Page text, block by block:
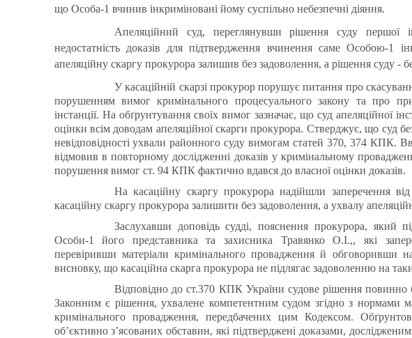
що Особа-1 вчинив інкриміновані йому суспільно небезпечні діяння.
Апеляційний суд, переглянувши рішення суду першої
недостатність доказів для підтвердження вчинення саме Особою-1
апеляційну скаргу прокурора залишив без задоволення, а рішення суду -
У касаційній скарзі прокурор порушує питання про
порушенням вимог кримінального процесуального закону та про
інстанції. На обґрунтування своїх вимог зазначає, що суд апеляційної
оцінки всім доводам апеляційної скарги прокурора. Стверджує, що суд
невідповідності ухвали районного суду вимогам статей 370, 374 КПК.
відмовив в повторному дослідженні доказів у кримінальному
порушення вимог ст. 94 КПК фактично вдався до власної оцінки доказів.
На касаційну скаргу прокурора надійшли заперечення
касаційну скаргу прокурора залишити без задоволення, а ухвалу
Заслухавши доповідь судді, пояснення прокурора, який
Особи-1 його представника та захисника Травянко О.І.,, які
перевіривши матеріали кримінального провадження й обговоривши
висновку, що касаційна скарга прокурора не підлягає задоволенню на
Відповідно до ст.370 КПК України судове рішення
Законним є рішення, ухвалене компетентним судом згідно з нормами
кримінального провадження, передбачених цим Кодексом.
об’єктивно з’ясованих обставин, які підтверджені доказами,